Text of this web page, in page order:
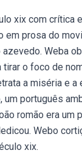
xix com crítica
em prosa do
Weba
o foco de
a miséria e
um português
romão era um
Webo
xix.